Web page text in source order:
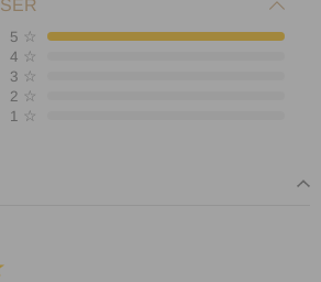
5 ☆
4 ☆
3 ☆
2 ☆
1 ☆